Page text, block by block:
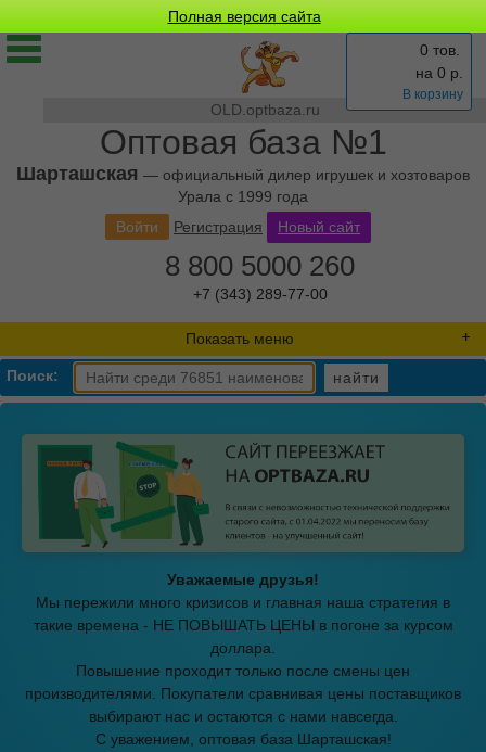
Полная версия сайта
OLD.optbaza.ru
Оптовая база №1
Шарташская — официальный дилер игрушек и хозтоваров
Урала с 1999 года
0 тов.
на 0 р.
В корзину
Войти Регистрация Новый сайт
8 800 5000 260
+7 (343) 289-77-00
Показать меню
Поиск: найти
Уважаемые друзья!
Мы пережили много кризисов и главная наша стратегия в
такие времена - НЕ ПОВЫШАТЬ ЦЕНЫ в погоне за курсом
доллара.
Повышение проходит только после смены цен
производителями. Покупатели сравнивая цены поставщиков
выбирают нас и остаются с нами навсегда.
С уважением, оптовая база Шарташская!